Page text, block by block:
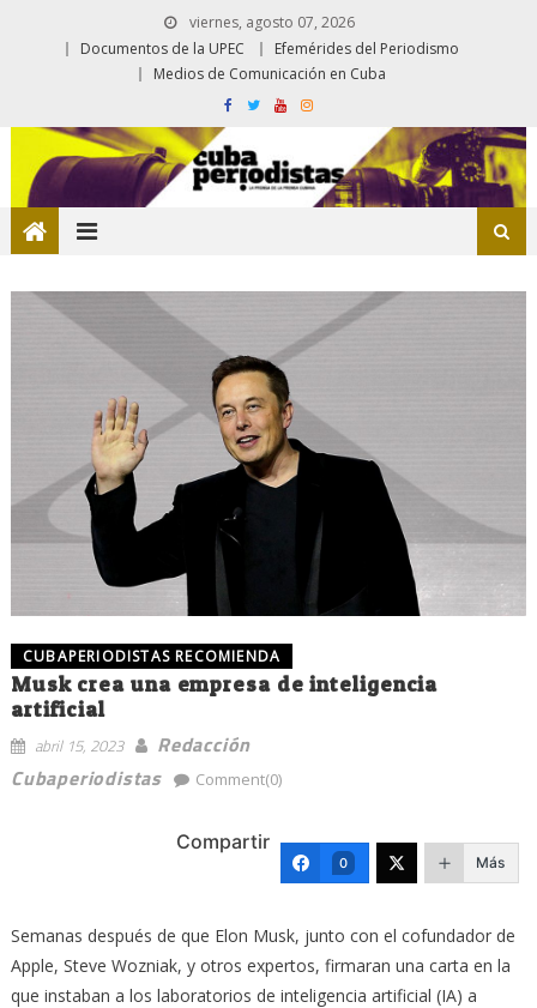
viernes, agosto 07, 2026
Documentos de la UPEC
Efemérides del Periodismo
Medios de Comunicación en Cuba
CUBAPERIODISTAS RECOMIENDA
Musk crea una empresa de inteligencia
artificial
abril 15, 2023
Redacción
Cubaperiodistas
Comment(0)
Compartir
0 Más
Semanas después de que Elon Musk, junto con el cofundador de
Apple, Steve Wozniak, y otros expertos, firmaran una carta en la
que instaban a los laboratorios de inteligencia artificial (IA) a